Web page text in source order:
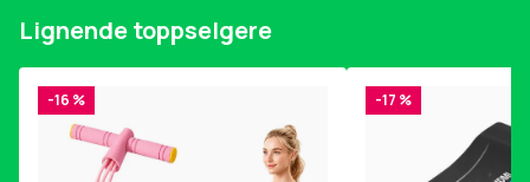
Lignende toppselgere
-16 % -17 %